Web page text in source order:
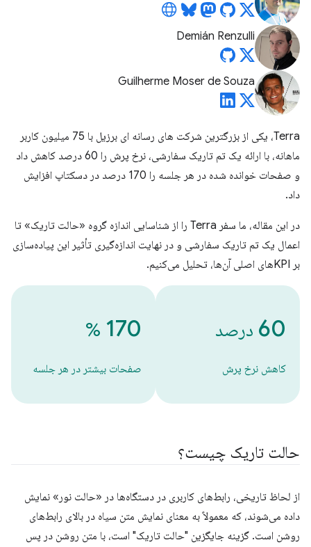
Demián Renzulli
Guilherme Moser de Souza
Terra، یکی از بزرگترین شرکت های رسانه ای برزیل با 75 میلیون کاربر
ماهانه، با ارائه یک تم تاریک سفارشی، نرخ پرش را 60 درصد کاهش داد
و صفحات خوانده شده در هر جلسه را 170 درصد در دسکتاپ افزایش
داد.
در این مقاله، ما سفر Terra را از شناسایی اندازه گروه «حالت تاریک» تا
اعمال یک تم تاریک سفارشی و در نهایت اندازه‌گیری تأثیر این پیاده‌سازی
بر KPIهای اصلی آن‌ها، تحلیل می‌کنیم.
60 درصد
کاهش نرخ پرش
170
%
صفحات بیشتر در هر جلسه
حالت تاریک چیست؟
از لحاظ تاریخی، رابط‌های کاربری در دستگاه‌ها در «حالت نور» نمایش
داده می‌شوند، که معمولاً به معنای نمایش متن سیاه در بالای رابط‌های
روشن است. گزینه جایگزین "حالت تاریک" است، با متن روشن در پس